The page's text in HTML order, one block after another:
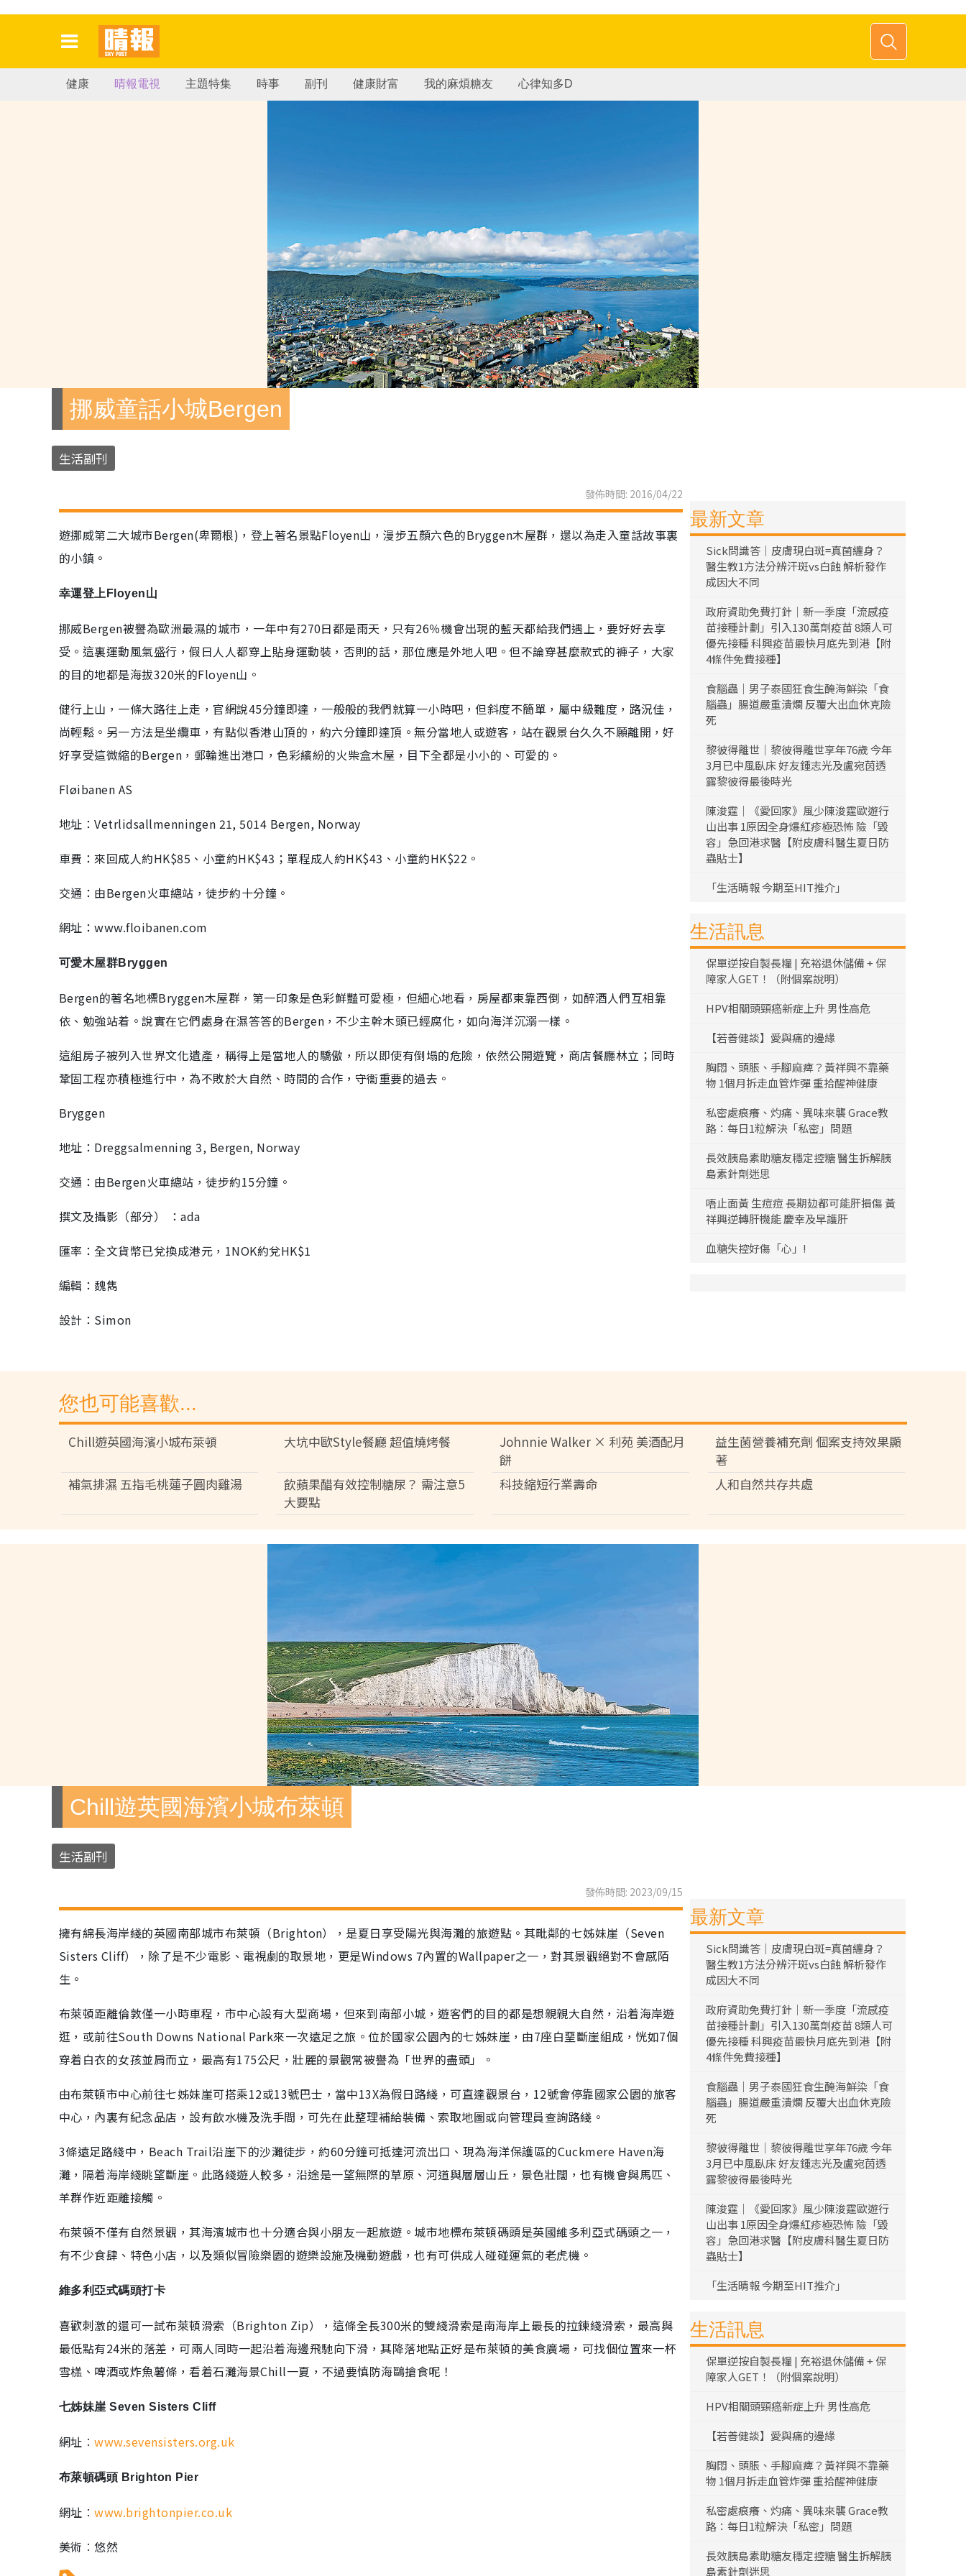
健康 晴報電視 主題特集 時事 副刊 健康財富 我的麻煩糖友 心律知多D
挪威童話小城Bergen
生活副刊
發佈時間: 2016/04/22
遊挪威第二大城市Bergen(卑爾根)，登上著名景點Floyen山，漫步五顏六色的Bryggen木屋群，還以為走入童話故事裏
的小鎮。
幸運登上Floyen山
挪威Bergen被譽為歐洲最濕的城市，一年中有270日都是雨天，只有26％機會出現的藍天都給我們遇上，要好好去享
受。這裏運動風氣盛行，假日人人都穿上貼身運動裝，否則的話，那位應是外地人吧。但不論穿甚麼款式的褲子，大家
的目的地都是海拔320米的Floyen山。
健行上山，一條大路往上走，官網說45分鐘即達，一般般的我們就算一小時吧，但斜度不簡單，屬中級難度，路況佳，
尚輕鬆。另一方法是坐纜車，有點似香港山頂的，約六分鐘即達頂。無分當地人或遊客，站在觀景台久久不願離開，好
好享受這微縮的Bergen，郵輪進出港口，色彩繽紛的火柴盒木屋，目下全都是小小的、可愛的。
Fløibanen AS
地址：Vetrlidsallmenningen 21, 5014 Bergen, Norway
車費：來回成人約HK$85、小童約HK$43；單程成人約HK$43、小童約HK$22。
交通：由Bergen火車總站，徒步約十分鐘。
網址：www.floibanen.com
可愛木屋群Bryggen
Bergen的著名地標Bryggen木屋群，第一印象是色彩鮮豔可愛極，但細心地看，房屋都東靠西倒，如醉酒人們互相靠
依、勉強站着。說實在它們處身在濕答答的Bergen，不少主幹木頭已經腐化，如向海洋沉溺一樣。
這組房子被列入世界文化遺產，稱得上是當地人的驕傲，所以即使有倒塌的危險，依然公開遊覽，商店餐廳林立；同時
鞏固工程亦積極進行中，為不敗於大自然、時間的合作，守衞重要的過去。
Bryggen
地址：Dreggsalmenning 3, Bergen, Norway
交通：由Bergen火車總站，徒步約15分鐘。
撰文及攝影（部分） ：ada
匯率：全文貨幣已兌換成港元，1NOK約兌HK$1
編輯：魏雋
設計：Simon
最新文章
Sick問識答｜皮膚現白斑=真菌纏身？
醫生教1方法分辨汗斑vs白蝕 解析發作
成因大不同
政府資助免費打針｜新一季度「流感疫
苗接種計劃」引入130萬劑疫苗 8類人可
優先接種 科興疫苗最快月底先到港【附
4條件免費接種】
食腦蟲｜男子泰國狂食生醃海鮮染「食
腦蟲」腸道嚴重潰爛 反覆大出血休克險
死
黎彼得離世｜黎彼得離世享年76歲 今年
3月已中風臥床 好友鍾志光及盧宛茵透
露黎彼得最後時光
陳浚霆｜《愛回家》風少陳浚霆歐遊行
山出事 1原因全身爆紅疹極恐怖 險「毀
容」急回港求醫【附皮膚科醫生夏日防
蟲貼士】
「生活晴報 今期至HIT推介」
生活訊息
保單逆按自製長糧 | 充裕退休儲備 + 保
障家人GET！（附個案說明）
HPV相關頭頸癌新症上升 男性高危
【若善健談】愛與痛的邊緣
胸悶、頭脹、手腳麻痺？黃祥興不靠藥
物 1個月拆走血管炸彈 重拾醒神健康
私密處痕癢、灼痛、異味來襲 Grace教
路：每日1粒解決「私密」問題
長效胰島素助糖友穩定控糖 醫生拆解胰
島素針劑迷思
唔止面黃 生痘痘 長期攰都可能肝損傷 黃
祥興逆轉肝機能 慶幸及早護肝
血糖失控好傷「心」!
您也可能喜歡...
Chill遊英國海濱小城布萊頓 大坑中歐Style餐廳 超值燒烤餐
Johnnie Walker × 利苑 美酒配月
餅
益生菌營養補充劑 個案支持效果顯
著
補氣排濕 五指毛桃蓮子圓肉雞湯
飲蘋果醋有效控制糖尿？ 需注意5
大要點
科技縮短行業壽命 人和自然共存共處
Chill遊英國海濱小城布萊頓
生活副刊
發佈時間: 2023/09/15
擁有綿長海岸綫的英國南部城市布萊頓（Brighton），是夏日享受陽光與海灘的旅遊點。其毗鄰的七姊妹崖（Seven
Sisters Cliff），除了是不少電影、電視劇的取景地，更是Windows 7內置的Wallpaper之一，對其景觀絕對不會感陌
生。
布萊頓距離倫敦僅一小時車程，市中心設有大型商場，但來到南部小城，遊客們的目的都是想親親大自然，沿着海岸遊
逛，或前往South Downs National Park來一次遠足之旅。位於國家公園內的七姊妹崖，由7座白堊斷崖組成，恍如7個
穿着白衣的女孩並肩而立，最高有175公尺，壯麗的景觀常被譽為「世界的盡頭」。
由布萊頓市中心前往七姊妹崖可搭乘12或13號巴士，當中13X為假日路綫，可直達觀景台，12號會停靠國家公園的旅客
中心，內裏有紀念品店，設有飲水機及洗手間，可先在此整理補給裝備、索取地圖或向管理員查詢路綫。
3條遠足路綫中，Beach Trail沿崖下的沙灘徒步，約60分鐘可抵達河流出口、現為海洋保護區的Cuckmere Haven海
灘，隔着海岸綫眺望斷崖。此路綫遊人較多，沿途是一望無際的草原、河道與層層山丘，景色壯闊，也有機會與馬匹、
羊群作近距離接觸。
布萊頓不僅有自然景觀，其海濱城市也十分適合與小朋友一起旅遊。城市地標布萊頓碼頭是英國維多利亞式碼頭之一，
有不少食肆、特色小店，以及類似冒險樂園的遊樂設施及機動遊戲，也有可供成人碰碰運氣的老虎機。
維多利亞式碼頭打卡
喜歡刺激的還可一試布萊頓滑索（Brighton Zip），這條全長300米的雙綫滑索是南海岸上最長的拉鍊綫滑索，最高與
最低點有24米的落差，可兩人同時一起沿着海邊飛馳向下滑，其降落地點正好是布萊頓的美食廣場，可找個位置來一杯
雪榚、啤酒或炸魚薯條，看着石灘海景Chill一夏，不過要慎防海鷗搶食呢！
七姊妹崖 Seven Sisters Cliff
網址︰www.sevensisters.org.uk
布萊頓碼頭 Brighton Pier
網址︰www.brightonpier.co.uk
美術︰悠然
最新文章
Sick問識答｜皮膚現白斑=真菌纏身？
醫生教1方法分辨汗斑vs白蝕 解析發作
成因大不同
政府資助免費打針｜新一季度「流感疫
苗接種計劃」引入130萬劑疫苗 8類人可
優先接種 科興疫苗最快月底先到港【附
4條件免費接種】
食腦蟲｜男子泰國狂食生醃海鮮染「食
腦蟲」腸道嚴重潰爛 反覆大出血休克險
死
黎彼得離世｜黎彼得離世享年76歲 今年
3月已中風臥床 好友鍾志光及盧宛茵透
露黎彼得最後時光
陳浚霆｜《愛回家》風少陳浚霆歐遊行
山出事 1原因全身爆紅疹極恐怖 險「毀
容」急回港求醫【附皮膚科醫生夏日防
蟲貼士】
「生活晴報 今期至HIT推介」
生活訊息
保單逆按自製長糧 | 充裕退休儲備 + 保
障家人GET！（附個案說明）
HPV相關頭頸癌新症上升 男性高危
【若善健談】愛與痛的邊緣
胸悶、頭脹、手腳麻痺？黃祥興不靠藥
物 1個月拆走血管炸彈 重拾醒神健康
私密處痕癢、灼痛、異味來襲 Grace教
路：每日1粒解決「私密」問題
長效胰島素助糖友穩定控糖 醫生拆解胰
島素針劑迷思